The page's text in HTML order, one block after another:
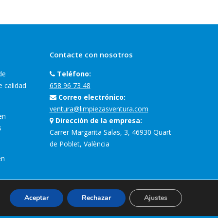
calidad
Contacte con nosotros
Teléfono:
658 96 73 48
Correo electrónico:
ventura@limpiezasventura.com
Dirección de la empresa:
Carrer Margarita Salas, 3, 46930 Quart
de Poblet, València
Aceptar Rechazar Ajustes